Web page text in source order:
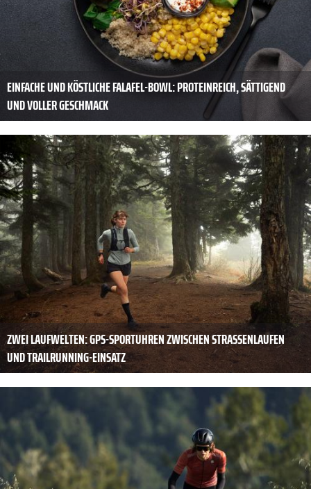
EINFACHE UND KÖSTLICHE FALAFEL-BOWL: PROTEINREICH, SÄTTIGEND
UND VOLLER GESCHMACK
ZWEI LAUFWELTEN: GPS-SPORTUHREN ZWISCHEN STRASSENLAUFEN U
ND TRAILRUNNING-EINSATZ